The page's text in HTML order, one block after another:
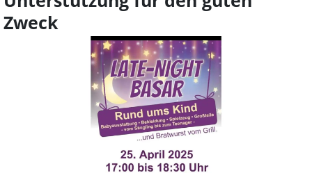
Zweck